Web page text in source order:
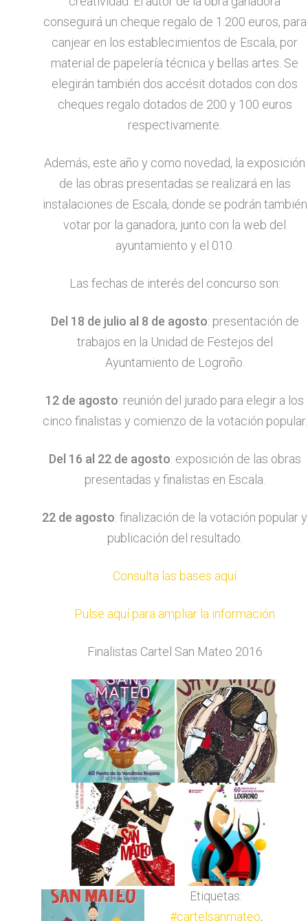
conseguirá un cheque regalo de 1.200 euros, para
canjear en los establecimientos de Escala, por
material de papelería técnica y bellas artes. Se
elegirán también dos accésit dotados con dos
cheques regalo dotados de 200 y 100 euros
respectivamente.
Además, este año y como novedad, la exposición
de las obras presentadas se realizará en las
instalaciones de Escala, donde se podrán también
votar por la ganadora, junto con la web del
ayuntamiento y el 010.
Las fechas de interés del concurso son:
Del 18 de julio al 8 de agosto: presentación de
trabajos en la Unidad de Festejos del
Ayuntamiento de Logroño.
12 de agosto: reunión del jurado para elegir a los
cinco finalistas y comienzo de la votación popular.
Del 16 al 22 de agosto: exposición de las obras
presentadas y finalistas en Escala.
22 de agosto: finalización de la votación popular y
publicación del resultado.
Consulta las bases aquí
Pulse aquí para ampliar la información
Finalistas Cartel San Mateo 2016
Etiquetas:
#cartelsanmateo,